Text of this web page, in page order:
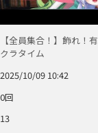
【全員集合！】飾れ！
クラタイム
2025/10/09 10:42
0回
13